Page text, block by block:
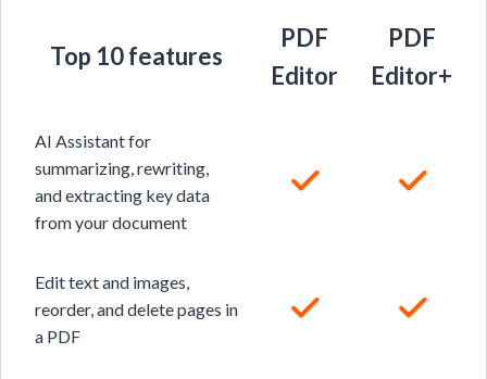
Top 10 features
PDF
Editor
PDF
Editor+
AI Assistant for
summarizing, rewriting,
and extracting key data
from your document
Edit text and images,
reorder, and delete pages in
a PDF